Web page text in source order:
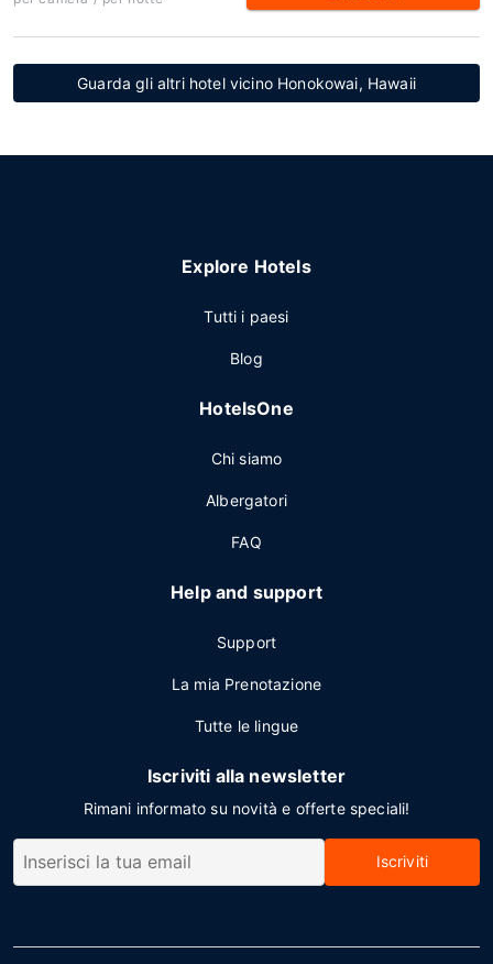
Guarda gli altri hotel vicino Honokowai, Hawaii
Explore Hotels
Tutti i paesi
Blog
HotelsOne
Chi siamo
Albergatori
FAQ
Help and support
Support
La mia Prenotazione
Tutte le lingue
Iscriviti alla newsletter
Rimani informato su novità e offerte speciali!
Iscriviti